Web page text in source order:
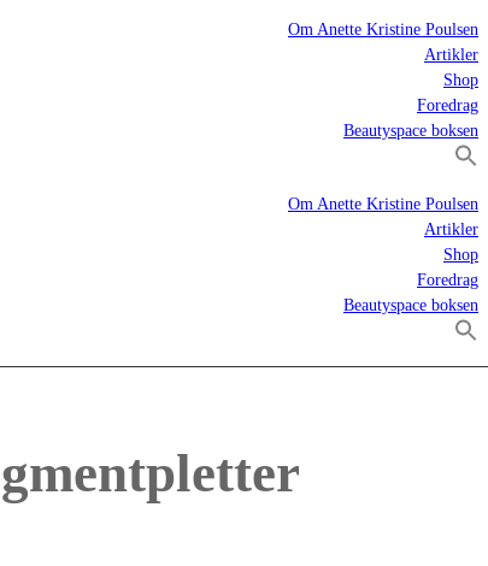
Om Anette Kristine Poulsen
Artikler
Shop
Foredrag
Beautyspace boksen
Om Anette Kristine Poulsen
Artikler
Shop
Foredrag
Beautyspace boksen